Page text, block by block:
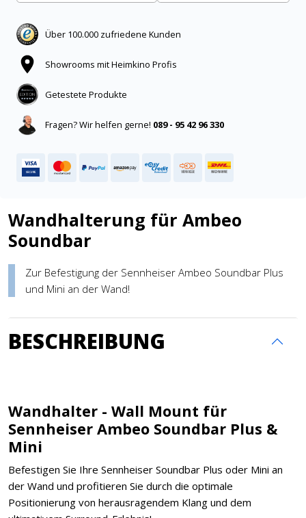
Über 100.000 zufriedene Kunden
Showrooms mit Heimkino Profis
Getestete Produkte
Fragen? Wir helfen gerne! 089 - 95 42 96 330
Wandhalterung für Ambeo
Soundbar
Zur Befestigung der Sennheiser Ambeo Soundbar Plus
und Mini an der Wand!
BESCHREIBUNG
Wandhalter - Wall Mount für
Sennheiser Ambeo Soundbar Plus &
Mini
Befestigen Sie Ihre Sennheiser Soundbar Plus oder Mini an
der Wand und profitieren Sie durch die optimale
Positionierung von herausragendem Klang und dem